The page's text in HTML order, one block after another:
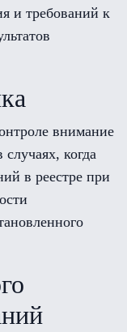
и требований к
внимание
когда
в реестре при